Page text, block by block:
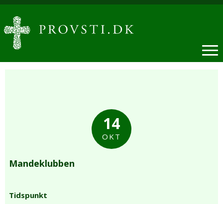
14
OKT
Mandeklubben
Tidspunkt